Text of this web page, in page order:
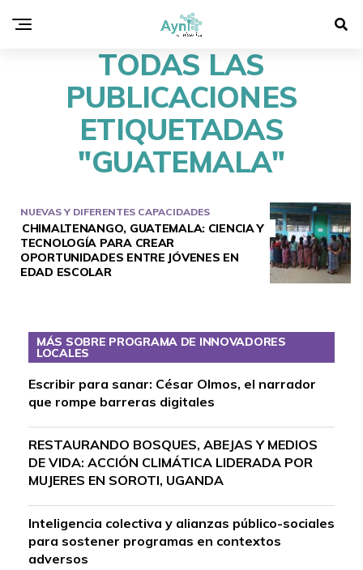
TODAS LAS
PUBLICACIONES
ETIQUETADAS
"GUATEMALA"
NUEVAS Y DIFERENTES CAPACIDADES
CHIMALTENANGO, GUATEMALA: CIENCIA Y
TECNOLOGÍA PARA CREAR
OPORTUNIDADES ENTRE JÓVENES EN
EDAD ESCOLAR
MÁS SOBRE PROGRAMA DE INNOVADORES
LOCALES
Escribir para sanar: César Olmos, el narrador
que rompe barreras digitales
RESTAURANDO BOSQUES, ABEJAS Y MEDIOS
DE VIDA: ACCIÓN CLIMÁTICA LIDERADA POR
MUJERES EN SOROTI, UGANDA
Inteligencia colectiva y alianzas público-sociales
para sostener programas en contextos
adversos